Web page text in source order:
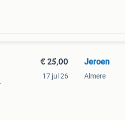
€ 25,00
17 jul 26
Jeroen
Almere